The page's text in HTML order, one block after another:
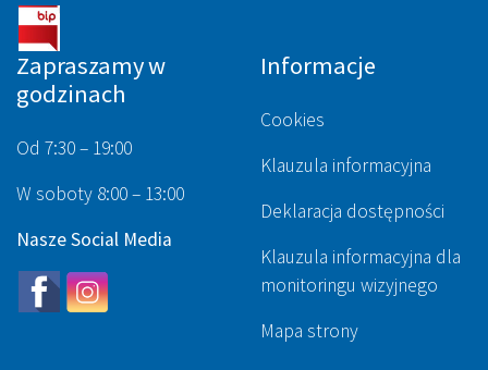
Zapraszamy w
godzinach
Od 7:30 – 19:00
W soboty 8:00 – 13:00
Nasze Social Media
Informacje
Cookies
Klauzula informacyjna
Deklaracja dostępności
Klauzula informacyjna dla
monitoringu wizyjnego
Mapa strony